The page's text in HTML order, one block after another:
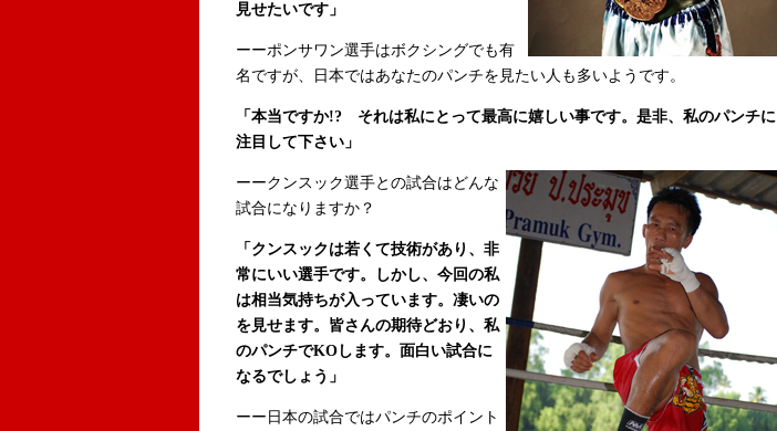
見せたいです」
ーーポンサワン選手はボクシングでも有
名ですが、日本ではあなたのパンチを見たい人も多いようです。
「本当ですか!? それは私にとって最高に嬉しい事です。是非、私のパンチに
注目して下さい」
ーークンスック選手との試合はどんな
試合になりますか？
「クンスックは若くて技術があり、非
常にいい選手です。しかし、今回の私
は相当気持ちが入っています。凄いの
を見せます。皆さんの期待どおり、私
のパンチでKOします。面白い試合に
なるでしょう」
ーー日本の試合ではパンチのポイント